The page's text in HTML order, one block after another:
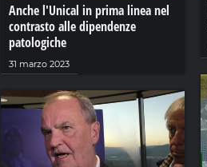
Anche l'Unical in prima linea nel
contrasto alle dipendenze
patologiche
31 marzo 2023